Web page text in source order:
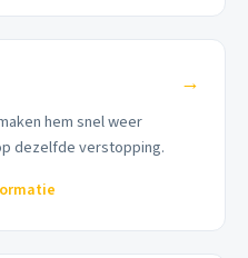
→
hem snel weer
dezelfde verstopping.